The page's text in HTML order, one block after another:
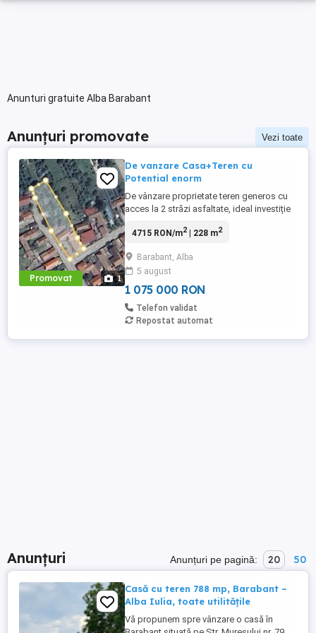
Anunturi gratuite Alba Barabant
Anunțuri promovate Vezi toate
Promovat 1
De vanzare Casa+Teren cu
Potential enorm
De vânzare proprietate teren generos cu
acces la 2 străzi asfaltate, ideal investiție
din casă veche și anexe, situată pe un
împărțit în 2 loturi distincte, ambele în
proprietate (unic proprietar). Construcții
existente: Casă: ...
4715 RON/m2| 228 m2
Barabant, Alba
5 august
1 075 000 RON
Telefon validat
Repostat automat
Anunțuri Anunțuri pe pagină: 20 50
Casă cu teren 788 mp, Barabant –
Alba Iulia, toate utilitățile
Vă propunem spre vânzare o casă în